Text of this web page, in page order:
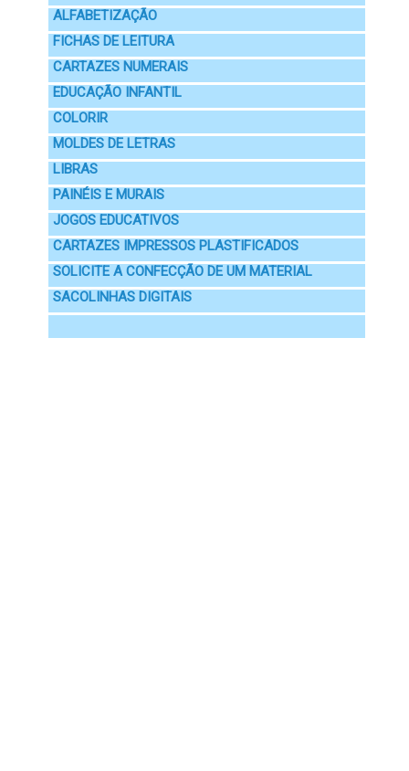
ALFABETIZAÇÃO
FICHAS DE LEITURA
CARTAZES NUMERAIS
EDUCAÇÃO INFANTIL
COLORIR
MOLDES DE LETRAS
LIBRAS
PAINÉIS E MURAIS
JOGOS EDUCATIVOS
CARTAZES IMPRESSOS PLASTIFICADOS
SOLICITE A CONFECÇÃO DE UM MATERIAL
SACOLINHAS DIGITAIS